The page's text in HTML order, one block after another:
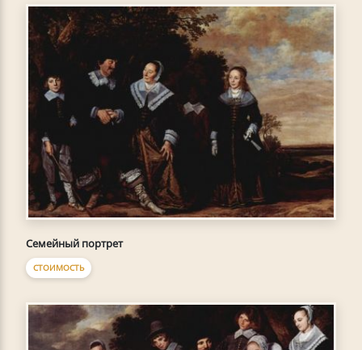
Семейный портрет
СТОИМОСТЬ